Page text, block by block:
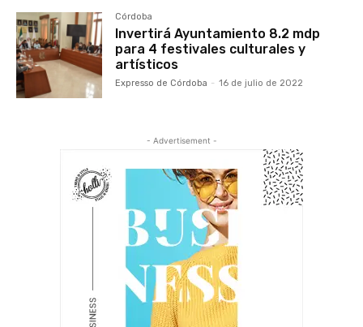
Córdoba
Invertirá Ayuntamiento 8.2 mdp
para 4 festivales culturales y
artísticos
Expresso de Córdoba - 16 de julio de 2022
- Advertisement -